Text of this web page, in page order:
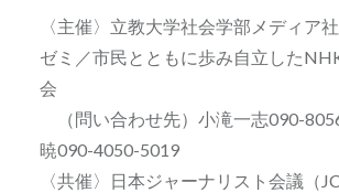
〈主催〉立教大学社会学部メディア
ゼミ／市民とともに歩み自立した
会
（問い合わせ先）小滝一志090-
暁090-4050-5019
〈共催〉日本ジャーナリスト会議（